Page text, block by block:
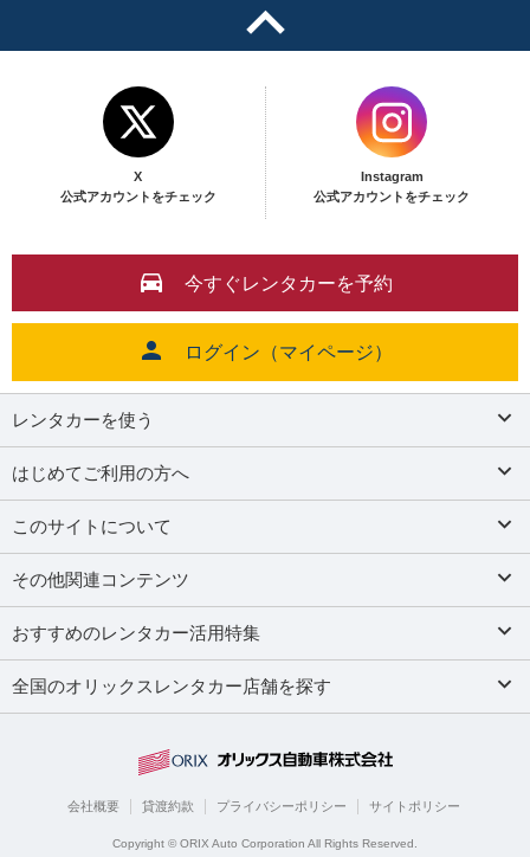
X
公式アカウントをチェック
Instagram
公式アカウントをチェック
今すぐレンタカーを予約
ログイン（マイページ）
レンタカーを使う
はじめてご利用の方へ
このサイトについて
その他関連コンテンツ
おすすめのレンタカー活用特集
全国のオリックスレンタカー店舗を探す
会社概要 貸渡約款 プライバシーポリシー サイトポリシー
Copyright © ORIX Auto Corporation All Rights Reserved.